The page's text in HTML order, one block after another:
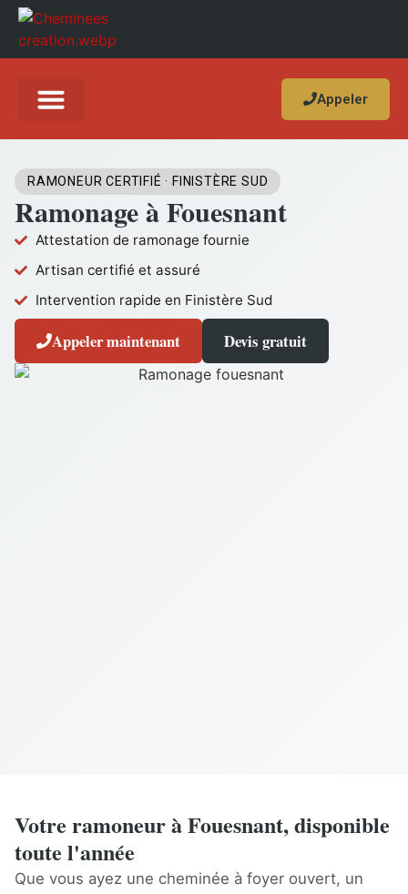
Appeler
RAMONEUR CERTIFIÉ · FINISTÈRE SUD
Ramonage à Fouesnant
Attestation de ramonage fournie
Artisan certifié et assuré
Intervention rapide en Finistère Sud
Appeler maintenant Devis gratuit
Votre ramoneur à Fouesnant, disponible
toute l'année
Que vous ayez une cheminée à foyer ouvert, un